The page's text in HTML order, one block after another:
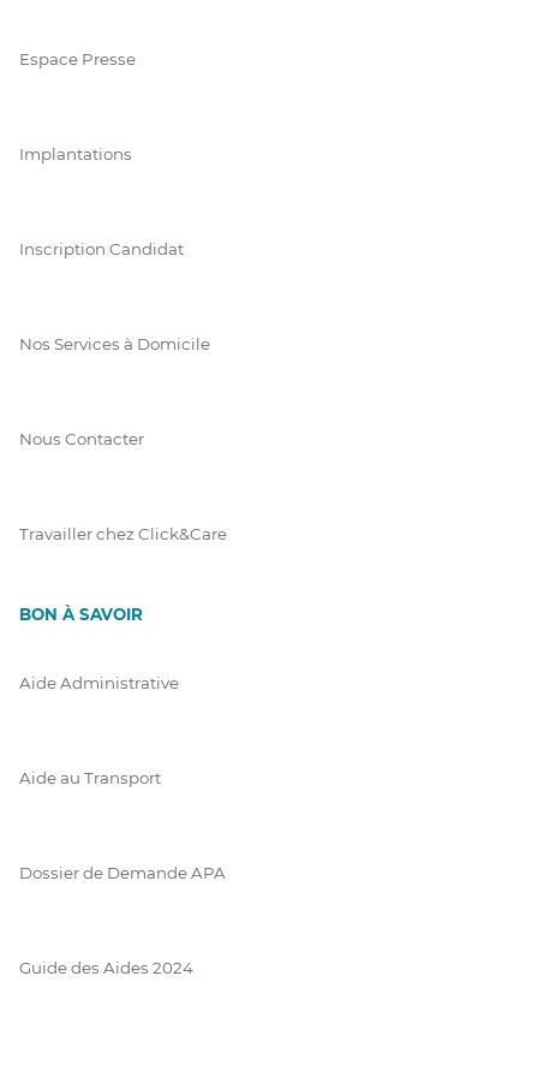
Espace Presse
Implantations
Inscription Candidat
Nos Services à Domicile
Nous Contacter
Travailler chez Click&Care
BON À SAVOIR
Aide Administrative
Aide au Transport
Dossier de Demande APA
Guide des Aides 2024